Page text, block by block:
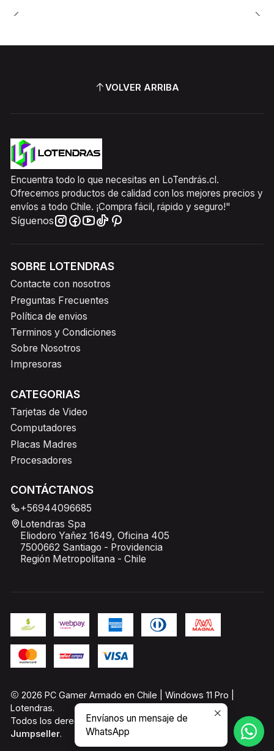
VOLVER ARRIBA
Encuentra todo lo que necesitas en LoTendrás.cl.
Ofrecemos productos de calidad con los mejores precios y
envíos a todo Chile. ¡Compra fácil, rápido y seguro!"
Síguenos
SOBRE LOTENDRAS
Contacte con nosotros
Preguntas Frecuentes
Política de envios
Terminos y Condiciones
Sobre Nosotros
Impresoras
CATEGORIAS
Tarjetas de Video
Computadores
Placas Madres
Procesadores
CONTÁCTANOS
+56944096685
Lotendras Spa
Eliodoro Yañez 1649, Oficina 405
7500662 Santiago - Providencia
Región Metropolitana - Chile
2026 PC Gamer Armado en Chile | Windows 11 Pro |
Lotendras.
Todos los derechos reservados.Desarrollado por
Jumpseller.
Envíanos un mensaje de
WhatsApp